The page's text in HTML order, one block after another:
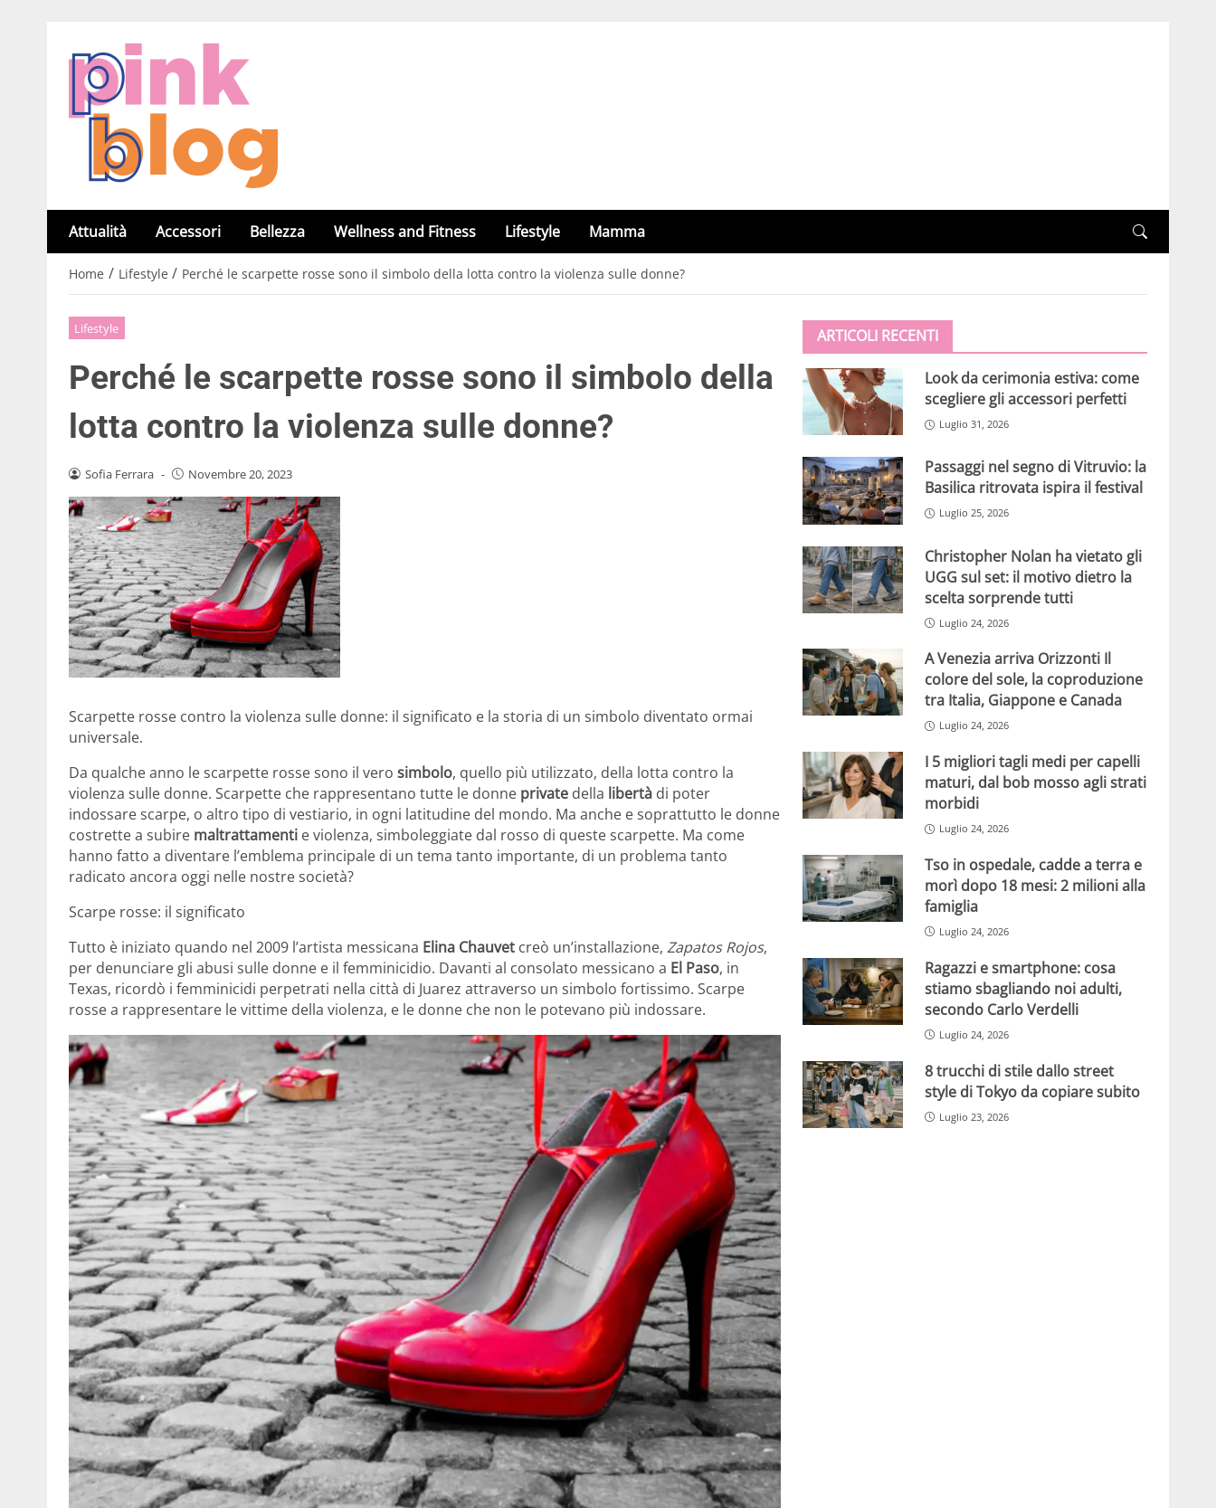
Attualità Accessori Bellezza Wellness and Fitness Lifestyle Mamma
Home / Lifestyle / Perché le scarpette rosse sono il simbolo della lotta contro la violenza sulle donne?
Lifestyle
Perché le scarpette rosse sono il simbolo della
lotta contro la violenza sulle donne?
Sofia Ferrara - Novembre 20, 2023
Scarpette rosse contro la violenza sulle donne: il significato e la storia di un simbolo diventato ormai
universale.
Da qualche anno le scarpette rosse sono il vero simbolo, quello più utilizzato, della lotta contro la
violenza sulle donne. Scarpette che rappresentano tutte le donne private della libertà di poter
indossare scarpe, o altro tipo di vestiario, in ogni latitudine del mondo. Ma anche e soprattutto le donne
costrette a subire maltrattamenti e violenza, simboleggiate dal rosso di queste scarpette. Ma come
hanno fatto a diventare l’emblema principale di un tema tanto importante, di un problema tanto
radicato ancora oggi nelle nostre società?
Scarpe rosse: il significato
Tutto è iniziato quando nel 2009 l’artista messicana Elina Chauvet creò un’installazione, Zapatos Rojos,
per denunciare gli abusi sulle donne e il femminicidio. Davanti al consolato messicano a El Paso, in
Texas, ricordò i femminicidi perpetrati nella città di Juarez attraverso un simbolo fortissimo. Scarpe
rosse a rappresentare le vittime della violenza, e le donne che non le potevano più indossare.
ARTICOLI RECENTI
Look da cerimonia estiva: come
scegliere gli accessori perfetti
Luglio 31, 2026
Passaggi nel segno di Vitruvio: la
Basilica ritrovata ispira il festival
Luglio 25, 2026
Christopher Nolan ha vietato gli
UGG sul set: il motivo dietro la
scelta sorprende tutti
Luglio 24, 2026
A Venezia arriva Orizzonti Il
colore del sole, la coproduzione
tra Italia, Giappone e Canada
Luglio 24, 2026
I 5 migliori tagli medi per capelli
maturi, dal bob mosso agli strati
morbidi
Luglio 24, 2026
Tso in ospedale, cadde a terra e
morì dopo 18 mesi: 2 milioni alla
famiglia
Luglio 24, 2026
Ragazzi e smartphone: cosa
stiamo sbagliando noi adulti,
secondo Carlo Verdelli
Luglio 24, 2026
8 trucchi di stile dallo street
style di Tokyo da copiare subito
Luglio 23, 2026